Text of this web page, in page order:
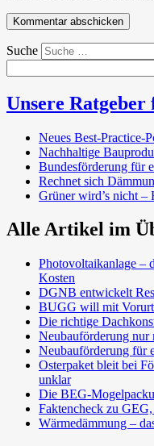
Suche
Unsere Ratgeber
Neues Best-Practice-
Nachhaltige
Bundesförderung für
Rechnet sich
Grüner wird’s nicht –
Alle Artikel im
Photovoltaikanlage –
Kosten
DGNB entwickelt
BUGG will mit
Die richtige
Neubauförderung nur
Neubauförderung für
Osterpaket bleit bei
unklar
Die BEG-
Faktencheck zu
Wärmedämmung –